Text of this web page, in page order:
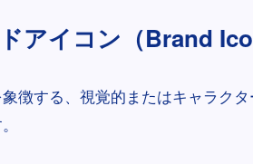
アイコン（Brand
徴する、視覚的またはキャラク